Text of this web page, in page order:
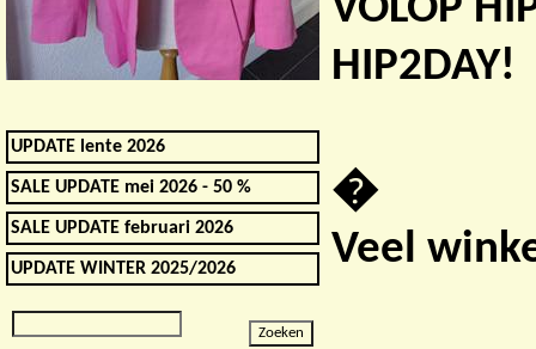
UPDATE lente 2026
SALE UPDATE mei 2026 - 50 %
SALE UPDATE februari 2026
UPDATE WINTER 2025/2026
VOLOP
HIP2DAY!
�
Veel